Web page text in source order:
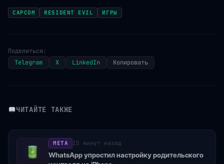
CAPCOM RESIDENT EVIL ИГРЫ
Поделиться:
Telegram
X LinkedIn Копировать
ЧИТАЙТЕ ТАКЖЕ
META 15 минут назад
WhatsApp упростил настройку родительского